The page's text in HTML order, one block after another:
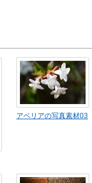
アベリアの写真素材03